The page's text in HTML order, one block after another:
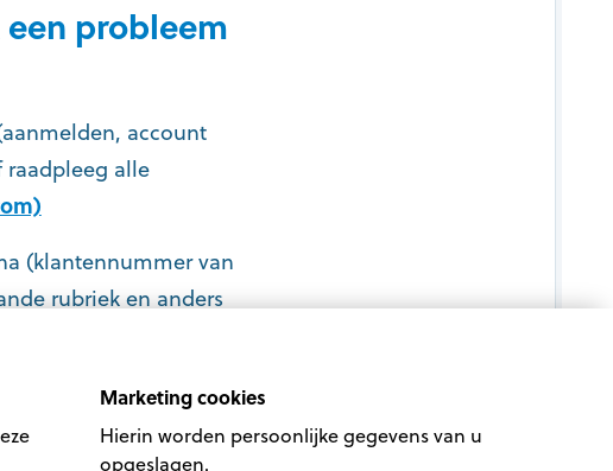
probleem
account
alle
(klantennummer van
rubriek en anders
Marketing cookies
Hierin worden persoonlijke gegevens van u
opgeslagen.